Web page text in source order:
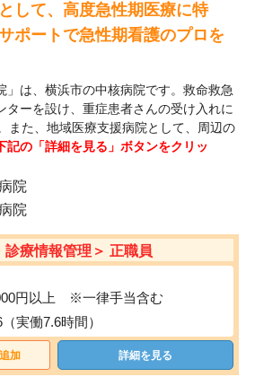
して、高度急性期医療に特
ポートで急性期看護のプロを
」は、横浜市の中核病院です。救命救急
ターを設け、重症患者さんの受け入れに
また、地域医療支援病院として、周辺の
の「詳細を見る」ボタンをクリッ
療情報管理＞ 正職員
円以上 ※一律手当含む
実働7.6時間）
加 詳細を見る